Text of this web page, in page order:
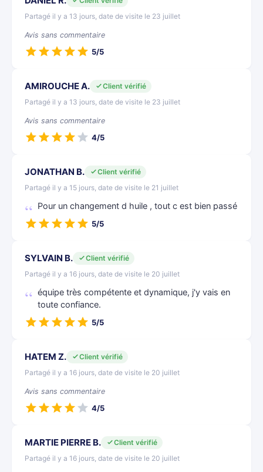
Partagé il y a 13 jours, date de visite le 23 juillet
Avis sans commentaire
5/5
AMIROUCHE A.
Client vérifié
Partagé il y a 13 jours, date de visite le 23 juillet
Avis sans commentaire
4/5
JONATHAN B.
Client vérifié
Partagé il y a 15 jours, date de visite le 21 juillet
Pour un changement d huile , tout c est bien passé
5/5
SYLVAIN B.
Client vérifié
Partagé il y a 16 jours, date de visite le 20 juillet
équipe très compétente et dynamique, j'y vais en
toute confiance.
5/5
HATEM Z.
Client vérifié
Partagé il y a 16 jours, date de visite le 20 juillet
Avis sans commentaire
4/5
MARTIE PIERRE B.
Client vérifié
Partagé il y a 16 jours, date de visite le 20 juillet